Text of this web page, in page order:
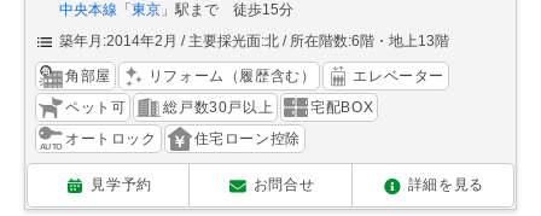
中央本線 「 東京 」駅まで 徒歩15分
築年月:2014年2月
主要採光面:北 所在階数:6階・地上13階
角部屋 リフォーム（履歴含む）
エレベーター
ペット可
総戸数30戸以上
宅配BOX
オートロック
住宅ローン控除
見学予約 お問合せ 詳細を見る